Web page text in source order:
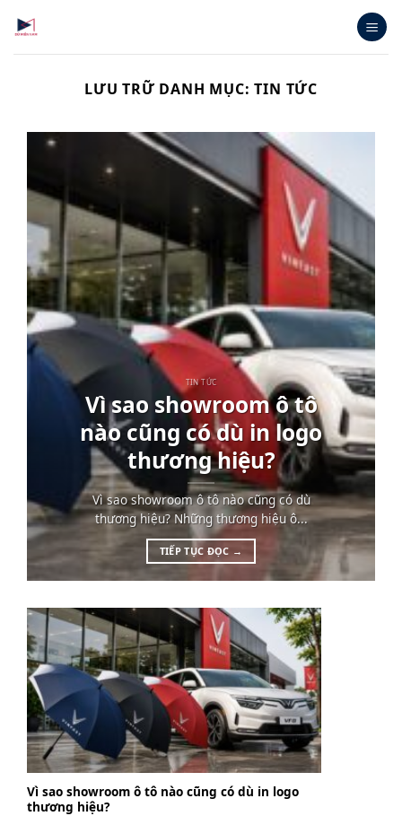
qua
nội
LƯU TRỮ DANH MỤC:TIN TỨC
TIN TỨC
Vì sao showroom ô tô
nào cũng có dù in logo
thương hiệu?
Vì sao showroom ô tô nào cũng có dù
thương hiệu? Những thương hiệu ô...
TIẾP TỤC ĐỌC →
Vì sao showroom ô tô nào cũng có dù in logo
thương hiệu?